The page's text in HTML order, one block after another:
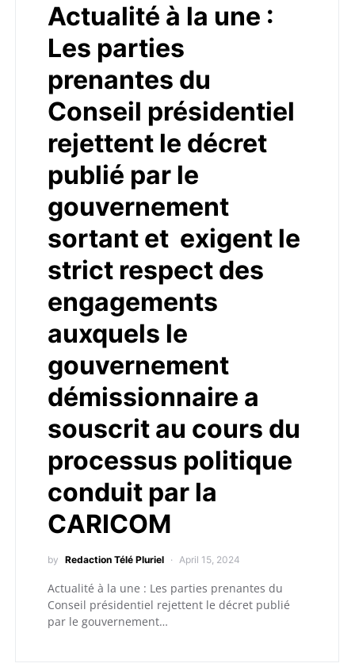
Actualité à la une :
Les parties
prenantes du
Conseil présidentiel
rejettent le décret
publié par le
gouvernement
sortant et exigent le
strict respect des
engagements
auxquels le
gouvernement
démissionnaire a
souscrit au cours du
processus politique
conduit par la
CARICOM
by Redaction Télé Pluriel April 15, 2024
Actualité à la une : Les parties prenantes du
Conseil présidentiel rejettent le décret publié
par le gouvernement…